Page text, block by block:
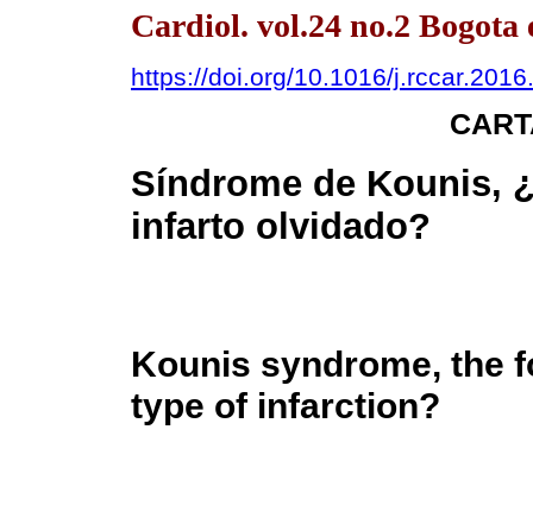
Cardiol. vol.24 no.2 Bogota
https://doi.org/10.1016/
Síndrome de Kounis,
infarto olvidado?
Kounis syndrome, the
type of infarction?